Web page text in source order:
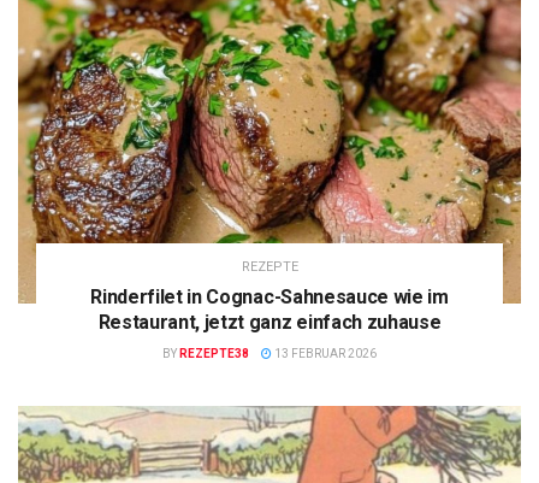
REZEPTE
Rinderfilet in Cognac-Sahnesauce wie im
Restaurant, jetzt ganz einfach zuhause
BY REZEPTE38 13 FEBRUAR 2026